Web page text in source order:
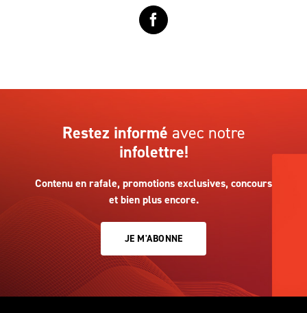
Restez informé avec notre
infolettre!
Contenu en rafale, promotions exclusives, concours
et bien plus encore.
JE M'ABONNE